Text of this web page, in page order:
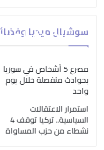
سوشيال ميديا
بمناسبة
“الصحة
ضرورة
لمواجهة
مصرع 5 أشخاص في سوريا
بحوادث منفصلة خلال يوم
واحد
استمرار الاعتقالات
السياسية.. تركيا توقف 4
نشطاء من حزب المساواة